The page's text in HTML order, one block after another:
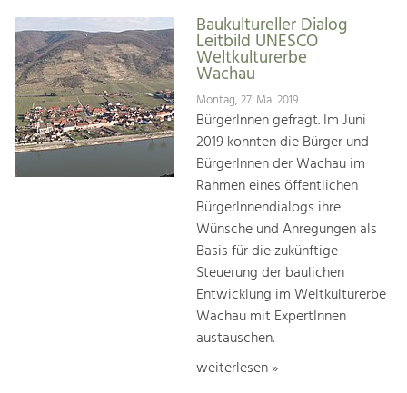
Baukultureller Dialog
Leitbild UNESCO
Weltkulturerbe
Wachau
Montag, 27. Mai 2019
BürgerInnen gefragt. Im Juni
2019 konnten die Bürger und
BürgerInnen der Wachau im
Rahmen eines öffentlichen
BürgerInnendialogs ihre
Wünsche und Anregungen als
Basis für die zukünftige
Steuerung der baulichen
Entwicklung im Weltkulturerbe
Wachau mit ExpertInnen
austauschen.
weiterlesen »